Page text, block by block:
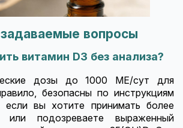
вопросы
витамин D3 без анализа?
дозы до 1000 МЕ/сут для
безопасны по инструкциям
если вы хотите принимать более
подозреваете выраженный